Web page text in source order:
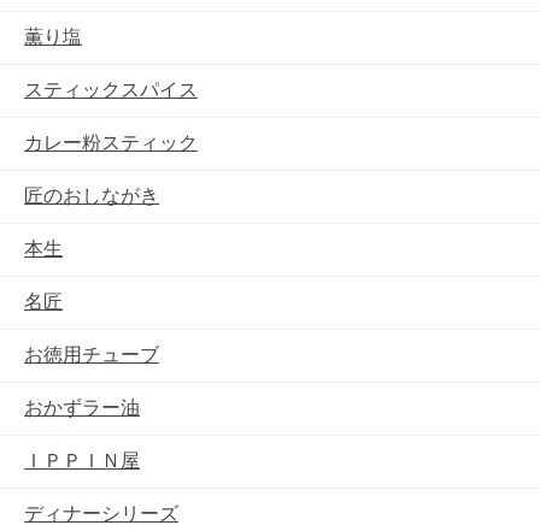
薫り塩
スティックスパイス
カレー粉スティック
匠のおしながき
本生
名匠
お徳用チューブ
おかずラー油
ＩＰＰＩＮ屋
ディナーシリーズ